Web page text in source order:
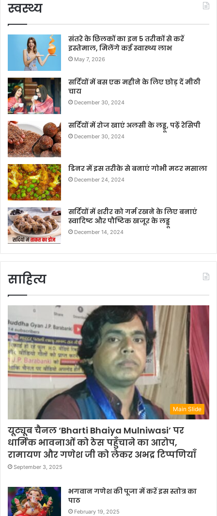
स्वस्थ्य
संतरे के छिलकों का इन 5 तरीकों से करें
इस्तेमाल, मिलेंगे कई स्वास्थ्य लाभ
May 7, 2026
सर्दियों में बस एक महीने के लिए छोड़ दें मीठी
चाय
December 30, 2024
सर्दियों में रोज खाएं अलसी के लड्डू, पढ़ें रेसिपी
December 30, 2024
डिनर में इस तरीके से बनाएं गोभी मटर मसाला
December 24, 2024
सर्दियों में शरीर को गर्म रखने के लिए बनाएं
स्वादिष्ट और पौष्टिक खजूर के लड्डू
December 14, 2024
साहित्य
Main Slide
यूट्यूब चैनल ‘Bharti Bhaiya Mulniwasi’ पर
धार्मिक भावनाओं को ठेस पहुँचाने का आरोप,
रामायण और गणेश जी को लेकर अभद्र टिप्पणियाँ
September 3, 2025
भगवान गणेश की पूजा में करें इस स्तोत्र का
पाठ
February 19, 2025